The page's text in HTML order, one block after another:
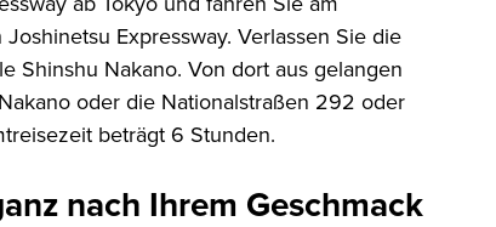
Expressway. Verlassen Sie die
Shinshu Nakano. Von dort aus gelangen
oder die Nationalstraßen 292 oder
beträgt 6 Stunden.
nach Ihrem Geschmack